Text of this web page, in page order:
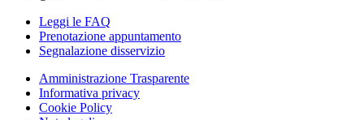
Leggi le FAQ
Prenotazione appuntamento
Segnalazione disservizio
Amministrazione Trasparente
Informativa privacy
Cookie Policy